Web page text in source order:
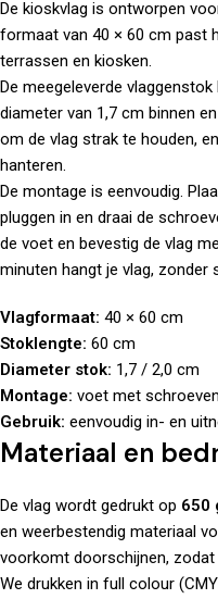
De kioskvlag is ontworpen
formaat van 40 × 60 cm past
terrassen en kiosken.
De meegeleverde
diameter van 1,7 cm binnen
om de vlag strak te houden,
hanteren.
De montage is eenvoudig.
pluggen in en draai de
de voet en bevestig de vlag
minuten hangt je vlag,
Vlagformaat: 40 × 60 cm
Stoklengte: 60 cm
Diameter stok: 1,7 / 2,0 cm
Montage: voet met
Gebruik: eenvoudig in- en
Materiaal en
De vlag wordt gedrukt op 650
en weerbestendig materiaal
voorkomt doorschijnen, zodat
We drukken in full colour